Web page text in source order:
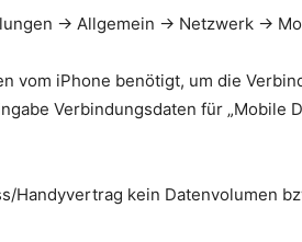
-> Allgemein -> Netzwerk ->
vom iPhone benötigt, um die
Verbindungsdaten für
Handyvertrag kein Datenvolumen